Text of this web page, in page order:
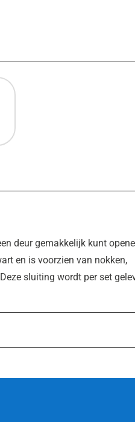
deur gemakkelijk kunt
en is voorzien van nokken,
sluiting wordt per set